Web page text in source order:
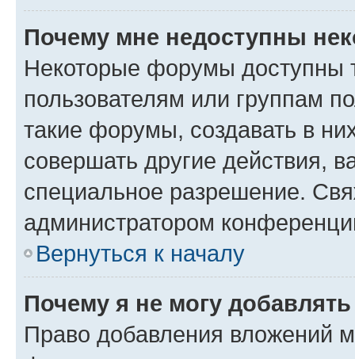
Почему мне недоступны
Некоторые форумы доступны
пользователям или группам
такие форумы, создавать в
совершать другие действия,
специальное разрешение.
администратором
Вернуться к началу
Почему я не могу
Право добавления вложений